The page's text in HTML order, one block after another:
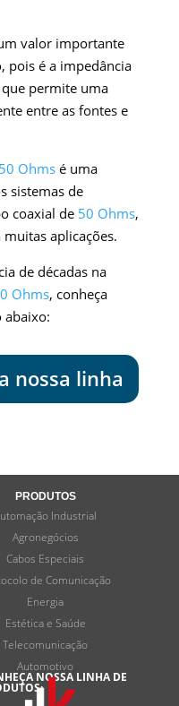
valor importante
pois é a impedância
permite uma
entre as fontes e
50 Ohmsé uma
sistemas de
coaxial de 50 Ohms,
aplicações.
de décadas na
Ohms, conheça
abaixo:
nossa linha
PRODUTOS
Industrial
Agronegócios
Cabos Especiais
de Comunicação
Energia
Estética e Saúde
Telecomunicação
Automotivo
NOSSA LINHA DE